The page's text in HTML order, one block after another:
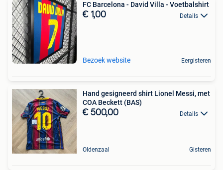
FC Barcelona - David Villa - Voetbalshirt
€ 1,00 Details
Bezoek website Eergisteren
Hand gesigneerd shirt Lionel Messi, met
COA Beckett (BAS)
€ 500,00 Details
Oldenzaal Gisteren